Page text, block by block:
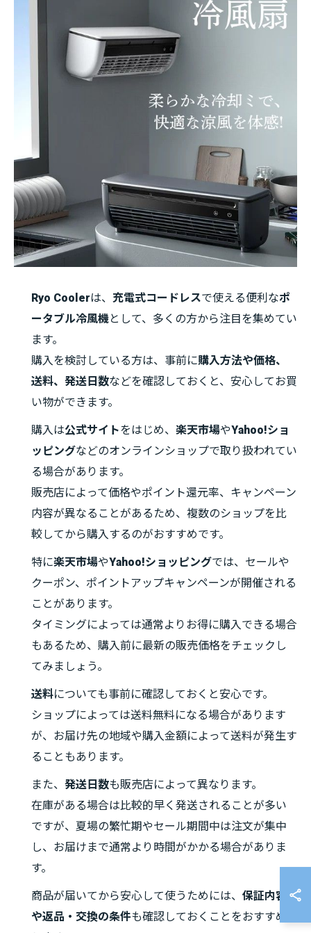
Ryo Coolerは、 充電式コードレスで使える便利なポ
ータブル冷風機として、多くの方から注目を集めてい
ます。
購入を検討している方は、事前に購入方法や価格、
送料、発送日数などを確認しておくと、安心してお買
い物ができます。
購入は公式サイトをはじめ、 楽天市場やYahoo!ショ
ッピングなどのオンラインショップで取り扱われてい
る場合があります。
販売店によって価格やポイント還元率、キャンペーン
内容が異なることがあるため、複数のショップを比
較してから購入するのがおすすめです。
特に楽天市場やYahoo!ショッピングでは、セールや
クーポン、ポイントアップキャンペーンが開催される
ことがあります。
タイミングによっては通常よりお得に購入できる場合
もあるため、購入前に最新の販売価格をチェックし
てみましょう。
送料についても事前に確認しておくと安心です。
ショップによっては送料無料になる場合があります
が、お届け先の地域や購入金額によって送料が発生す
ることもあります。
また、 発送日数も販売店によって異なります。
在庫がある場合は比較的早く発送されることが多い
ですが、夏場の繁忙期やセール期間中は注文が集中
し、お届けまで通常より時間がかかる場合がありま
す。
商品が届いてから安心して使うためには、 保証内容
や返品・交換の条件も確認しておくことをおすすめ